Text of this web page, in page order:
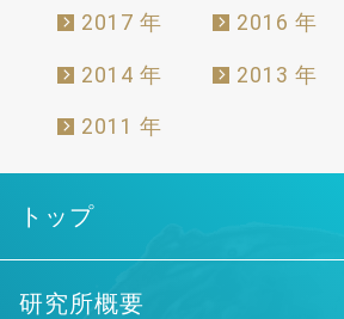
2017 年 2016 年
2014 年 2013 年
2011 年
トップ
研究所概要